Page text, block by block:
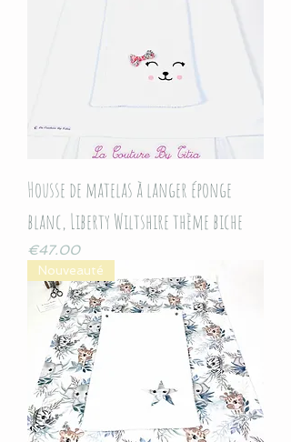
Housse de matelas à langer éponge
blanc, Liberty Wiltshire thème biche
Price
€47.00
Nouveauté